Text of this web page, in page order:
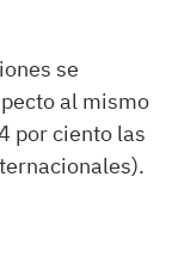
se
al mismo
por ciento las